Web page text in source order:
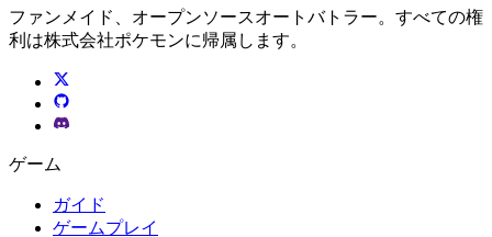
ファンメイド、オープンソースオートバトラー。すべての権
利は株式会社ポケモンに帰属します。
ゲーム
ガイド
ゲームプレイ